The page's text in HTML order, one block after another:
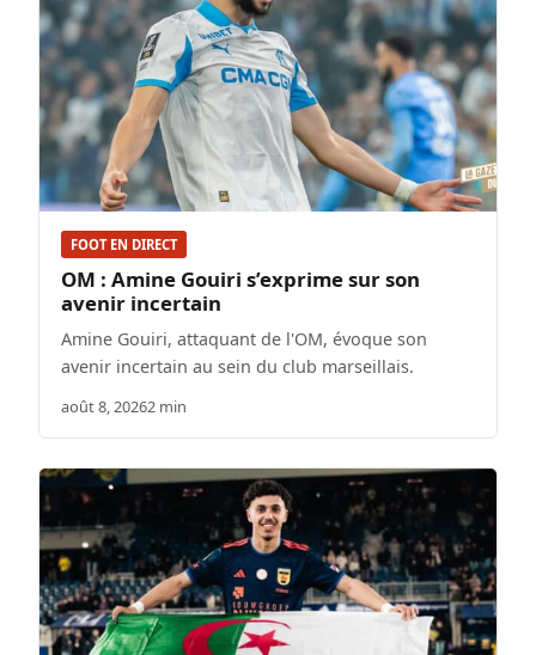
FOOT EN DIRECT
OM : Amine Gouiri s’exprime sur son
avenir incertain
Amine Gouiri, attaquant de l'OM, évoque son
avenir incertain au sein du club marseillais.
août 8, 20262 min